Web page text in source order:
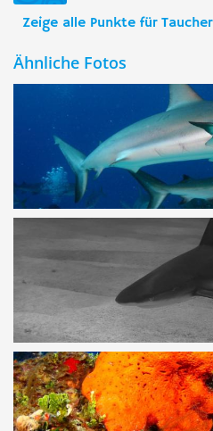
Zeige alle Punkte für Taucher
Ähnliche Fotos